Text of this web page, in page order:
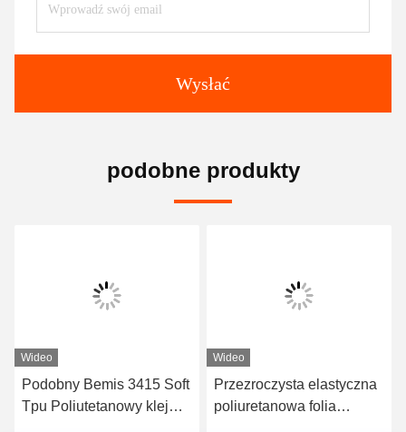
Wysłać
podobne produkty
Wideo
Podobny Bemis 3415 Soft
Tpu Poliutetanowy klej
Wideo
Przezroczysta elastyczna
poliuretanowa folia